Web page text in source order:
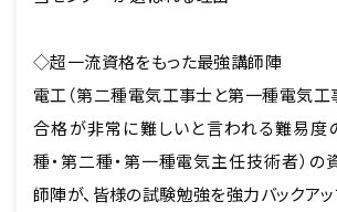
◇超一流資格をもった最強講師陣
電工（第二種電気工事士と第一種電気工
合格が非常に難しいと言われる難易度
種・第二種・第一種電気主任技術者）の
師陣が、皆様の試験勉強を強力バックアッ